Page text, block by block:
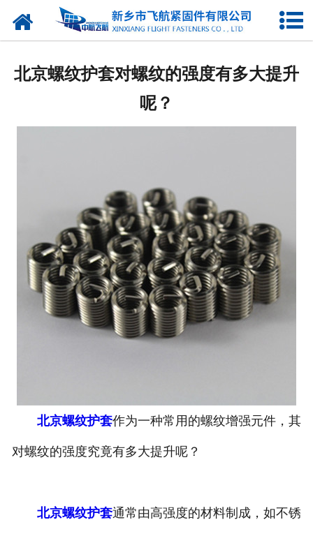
网站首页
走进我们
联系我们
北京螺纹护套对螺纹的强度有多大提升
呢？
北京螺纹护套作为一种常用的螺纹增强元件，其
对螺纹的强度究竟有多大提升呢？
北京螺纹护套通常由高强度的材料制成，如不锈